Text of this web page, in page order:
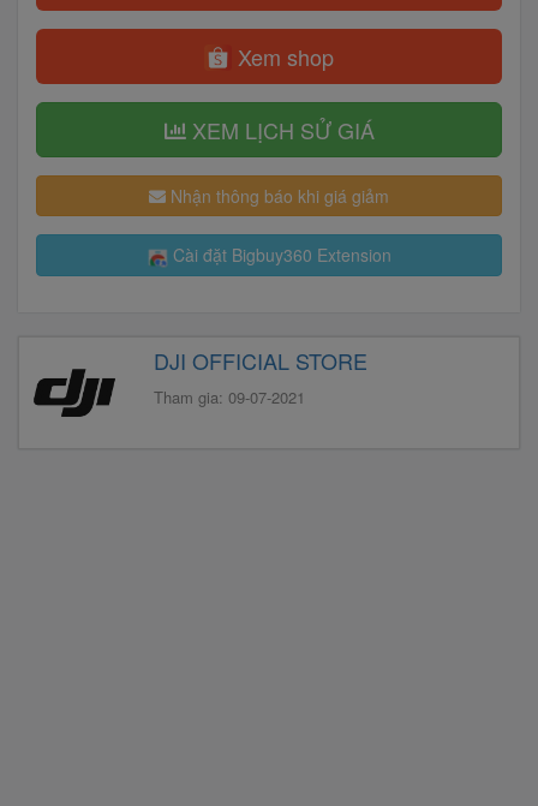
Xem shop
XEM LỊCH SỬ GIÁ
Nhận thông báo khi giá giảm
Cài đặt Bigbuy360 Extension
DJI OFFICIAL STORE
Tham gia: 09-07-2021